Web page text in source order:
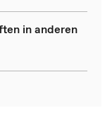
in anderen